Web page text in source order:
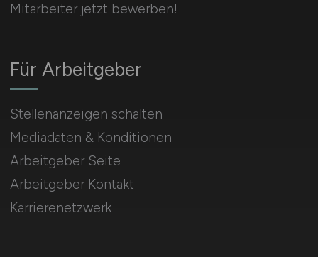
Mitarbeiter jetzt bewerben!
Für Arbeitgeber
Stellenanzeigen schalten
Mediadaten & Konditionen
Arbeitgeber Seite
Arbeitgeber Kontakt
Karrierenetzwerk